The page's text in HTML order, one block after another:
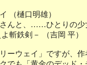
（樋口明雄）
さんと、……ひとりの少
斬鉄剣－ （吉岡 平）
ーウェイ」ですが、